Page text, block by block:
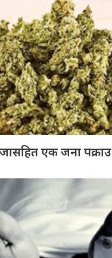
एक जना पक्राउ